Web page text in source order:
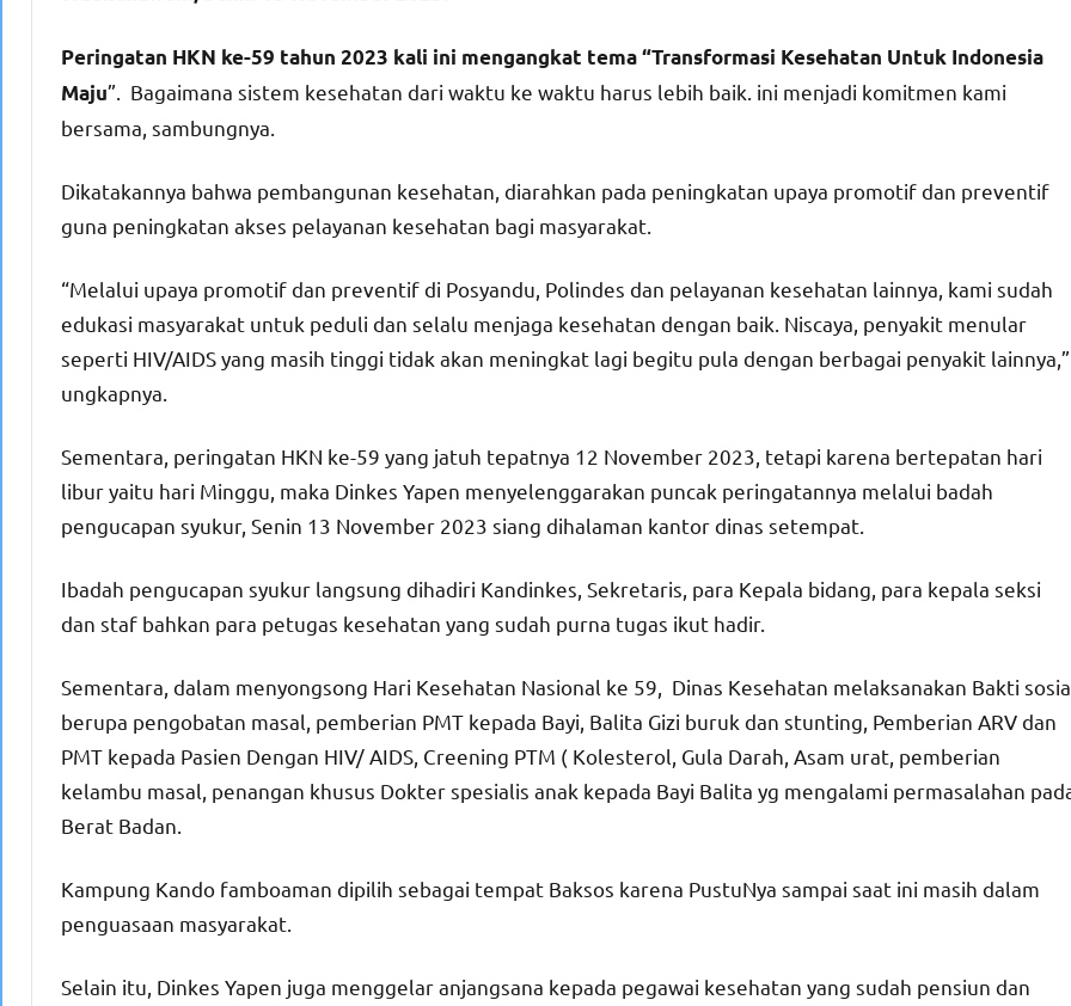
Peringatan HKN ke-59 tahun 2023 kali ini mengangkat tema “Transformasi Kesehatan Untuk Indonesia
Maju”. Bagaimana sistem kesehatan dari waktu ke waktu harus lebih baik. ini menjadi komitmen kami
bersama, sambungnya.
Dikatakannya bahwa pembangunan kesehatan, diarahkan pada peningkatan upaya promotif dan preventif
guna peningkatan akses pelayanan kesehatan bagi masyarakat.
“Melalui upaya promotif dan preventif di Posyandu, Polindes dan pelayanan kesehatan lainnya, kami sudah
edukasi masyarakat untuk peduli dan selalu menjaga kesehatan dengan baik. Niscaya, penyakit menular
seperti HIV/AIDS yang masih tinggi tidak akan meningkat lagi begitu pula dengan berbagai penyakit lainnya,”
ungkapnya.
Sementara, peringatan HKN ke-59 yang jatuh tepatnya 12 November 2023, tetapi karena bertepatan hari
libur yaitu hari Minggu, maka Dinkes Yapen menyelenggarakan puncak peringatannya melalui badah
pengucapan syukur, Senin 13 November 2023 siang dihalaman kantor dinas setempat.
Ibadah pengucapan syukur langsung dihadiri Kandinkes, Sekretaris, para Kepala bidang, para kepala seksi
dan staf bahkan para petugas kesehatan yang sudah purna tugas ikut hadir.
Sementara, dalam menyongsong Hari Kesehatan Nasional ke 59, Dinas Kesehatan melaksanakan Bakti
berupa pengobatan masal, pemberian PMT kepada Bayi, Balita Gizi buruk dan stunting, Pemberian ARV dan
PMT kepada Pasien Dengan HIV/ AIDS, Creening PTM ( Kolesterol, Gula Darah, Asam urat, pemberian
kelambu masal, penangan khusus Dokter spesialis anak kepada Bayi Balita yg mengalami permasalahan
Berat Badan.
Kampung Kando famboaman dipilih sebagai tempat Baksos karena PustuNya sampai saat ini masih dalam
penguasaan masyarakat.
Selain itu, Dinkes Yapen juga menggelar anjangsana kepada pegawai kesehatan yang sudah pensiun dan